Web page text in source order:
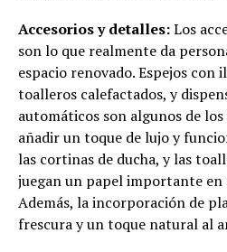
Accesorios y detalles:Los
son lo que realmente da
espacio renovado. Espejos
toalleros calefactados, y
automáticos son algunos de
añadir un toque de lujo y
las cortinas de ducha, y las
juegan un papel importante en
Además, la incorporación de
frescura y un toque natural al